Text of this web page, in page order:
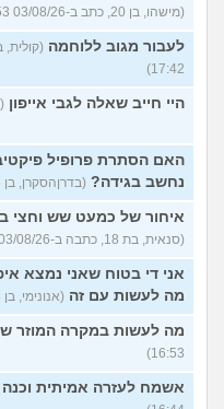
(מישהו, בן 20, כתב ב-03/08/26 17:53)
לעבור מגוב ללוחמה
17:42)
היי חייב שאלה לגבי אייפון
האם הסתרת פרופיל
נחשב בגידה? (בדרןהסקרן, בן 33, כתב ב-03/08/26 17:24)
איחור של כמעט שש וחצי
(סנאית, בת 18, כתבה ב-03/08/26 17:13)
אני די בטוח שאני נמצא
מה לעשות עם זה (אנונימי, בן 18, כתב ב-03/08/26 17:02)
מה לעשות במקרה המוזר
16:53)
אשמח לעזרה אמיתית וכנה